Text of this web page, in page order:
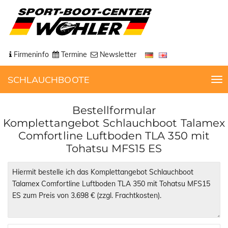
Firmeninfo Termine Newsletter
SCHLAUCHBOOTE
T
o
l
a
Bestellformular
Komplettangebot Schlauchboot Talamex
Comfortline Luftboden TLA 350 mit
Tohatsu MFS15 ES